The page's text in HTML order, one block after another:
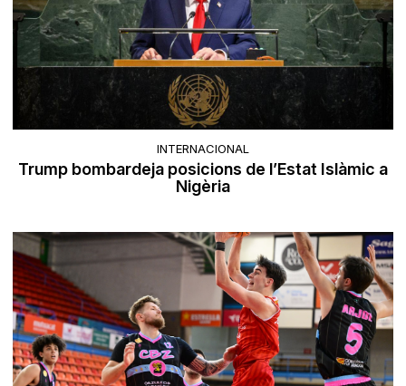
INTERNACIONAL
Trump bombardeja posicions de l’Estat Islàmic a
Nigèria